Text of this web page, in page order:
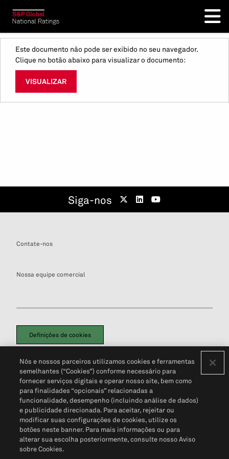
Este documento não pode ser exibido no seu navegador.
Clique no botão abaixo para visualizar o documento:
VISUALIZAR
Siga-nos
Contate-nos
Nossa equipe comercial
Definições de cookies
Política de PrivacidadePortal de privacidade do cliente (em inglês)
Não Venda Minhas Informações Pessoais© 2026 S&P Global
Nós e nossos parceiros utilizamos cookies e ferramentas
semelhantes (“Cookies”) conforme necessário para
fornecer serviços digitais e operar nosso site, bem como
para finalidades “opcionais” relacionadas a
funcionalidade, desempenho (incluindo análise de dados)
e publicidade direcionada. Para aceitar, rejeitar ou
modificar suas configurações de cookies, utilize os
botões neste banner. Para mais informações ou para
alterar sua escolha posteriormente, consulte nosso Aviso
sobre Cookies.